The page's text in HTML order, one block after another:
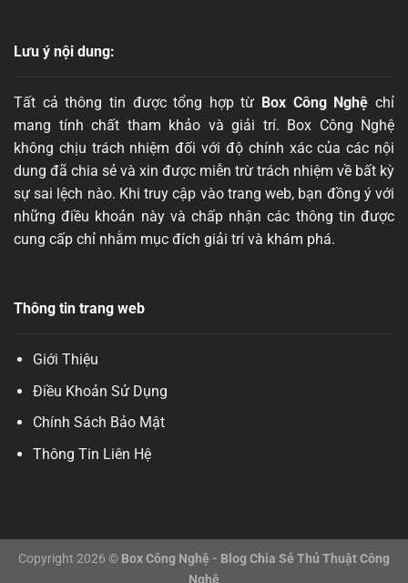
Lưu ý nội dung:
Tất cả thông tin được tổng hợp từ Box Công Nghệ chỉ
mang tính chất tham khảo và giải trí. Box Công Nghệ
không chịu trách nhiệm đối với độ chính xác của các nội
dung đã chia sẻ và xin được miễn trừ trách nhiệm về bất kỳ
sự sai lệch nào. Khi truy cập vào trang web, bạn đồng ý với
những điều khoản này và chấp nhận các thông tin được
cung cấp chỉ nhằm mục đích giải trí và khám phá.
Thông tin trang web
Giới Thiệu
Điều Khoản Sử Dụng
Chính Sách Bảo Mật
Thông Tin Liên Hệ
Copyright 2026 © Box Công Nghệ - Blog Chia Sẻ Thủ Thuật Công
Nghệ